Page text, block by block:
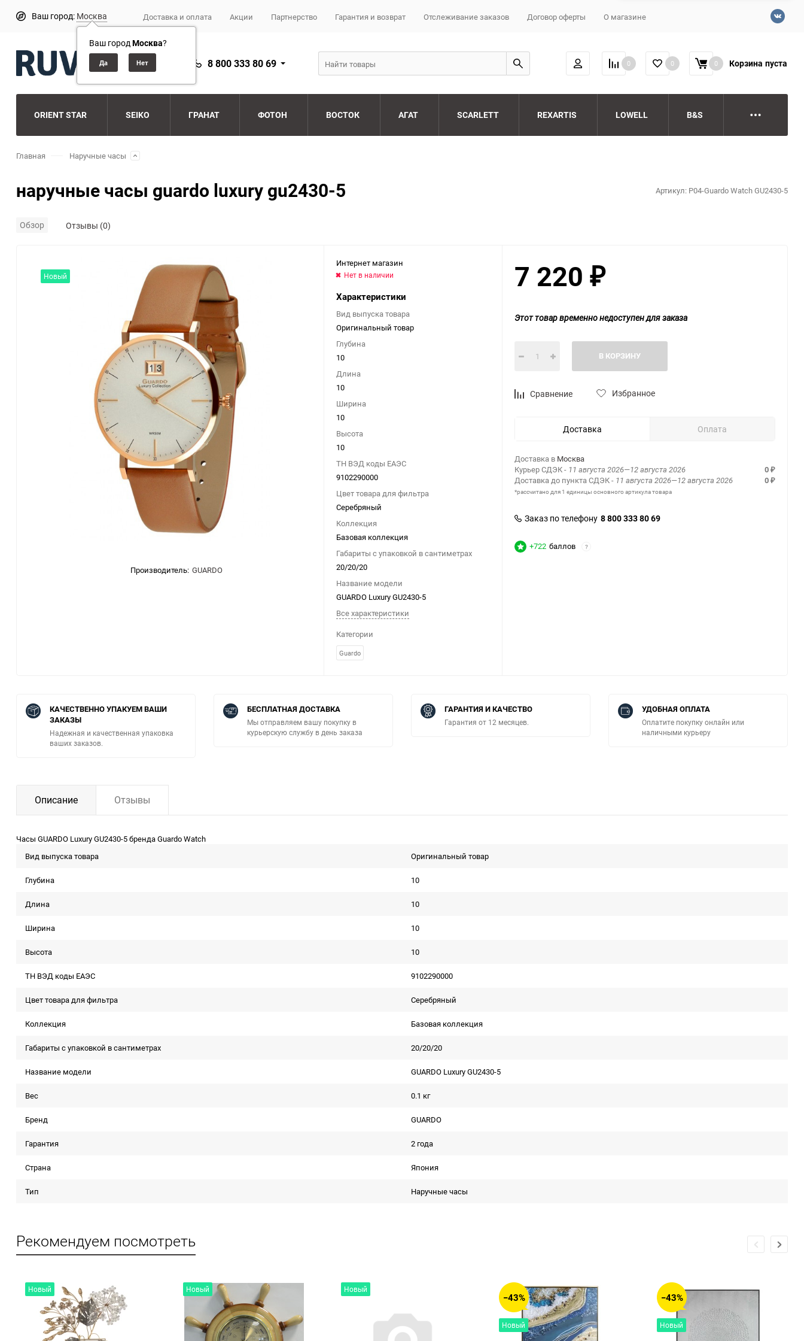
Ваш город: Москва
Ваш городМосква?
Доставка и оплата Акции Партнерство Гарантия и возврат Отслеживание заказов Договор оферты О магазине
8 800 333 80 69 0 0 0 Корзина пуста
ORIENT STAR SEIKO ГРАНАТ ФОТОН ВОСТОК АГАТ SCARLETT REXARTIS LOWELL B&S
Главная Наручные часы
наручные часы guardo luxury gu2430-5 Артикул: P04-Guardo Watch GU2430-5
Обзор Отзывы (0)
Новый
Производитель: GUARDO
Интернет магазин
Нет в наличии
Характеристики
Вид выпуска товара
Оригинальный товар
Глубина
10
Длина
10
Ширина
10
Высота
10
ТН ВЭД коды ЕАЭС
9102290000
Цвет товара для фильтра
Серебряный
Коллекция
Базовая коллекция
Габариты с упаковкой в сантиметрах
20/20/20
Название модели
GUARDO Luxury GU2430-5
Все характеристики
Категории
Guardo
7 220 ₽
Этот товар временно недоступен для заказа
В КОРЗИНУ
Сравнение Избранное
Доставка Оплата
Доставка в Москва
Курьер СДЭК- 11 августа 2026—12 августа 2026 0 ₽
Доставка до пункта СДЭК- 11 августа 2026—12 августа 2026 0 ₽
*рассчитано для 1 единицы основного артикула товара
Заказ по телефону 8 800 333 80 69
+722 баллов ?
КАЧЕСТВЕННО УПАКУЕМ ВАШИ
ЗАКАЗЫ
Надежная и качественная упаковка
ваших заказов.
БЕСПЛАТНАЯ ДОСТАВКА
Мы отправляем вашу покупку в
курьерскую службу в день заказа
ГАРАНТИЯ И КАЧЕСТВО
Гарантия от 12 месяцев.
УДОБНАЯ ОПЛАТА
Оплатите покупку онлайн или
наличными курьеру
Описание Отзывы
Часы GUARDO Luxury GU2430-5 бренда Guardo Watch
Вид выпуска товара
Оригинальный товар
Глубина 10
Длина 10
Ширина 10
Высота 10
ТН ВЭД коды ЕАЭС 9102290000
Цвет товара для фильтра Серебряный
Коллекция Базовая коллекция
Габариты с упаковкой в сантиметрах 20/20/20
Название модели GUARDO Luxury GU2430-5
Вес 0.1 кг
Бренд GUARDO
Гарантия 2 года
Страна Япония
Тип Наручные часы
Рекомендуем посмотреть
Новый Новый Новый
−43%
Новый
−43%
Новый